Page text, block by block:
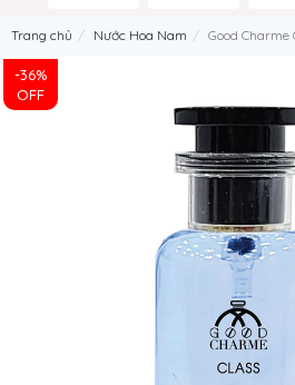
Trang chủ Nước Hoa Nam Good Charme
-36%
OFF